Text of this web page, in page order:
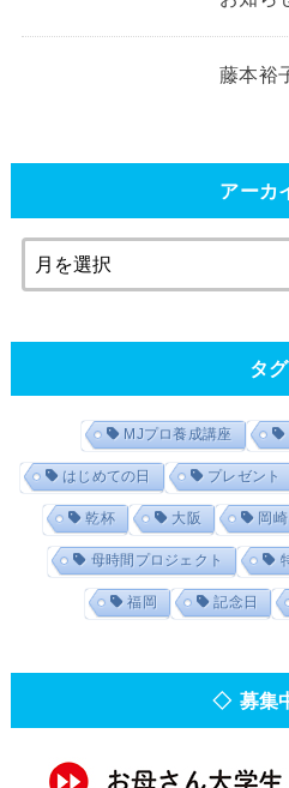
藤本裕
アーカ
タグ
MJプロ養成講座
はじめての日 プレゼント
乾杯 大阪 岡崎
母時間プロジェクト
福岡 記念日
◇ 募集